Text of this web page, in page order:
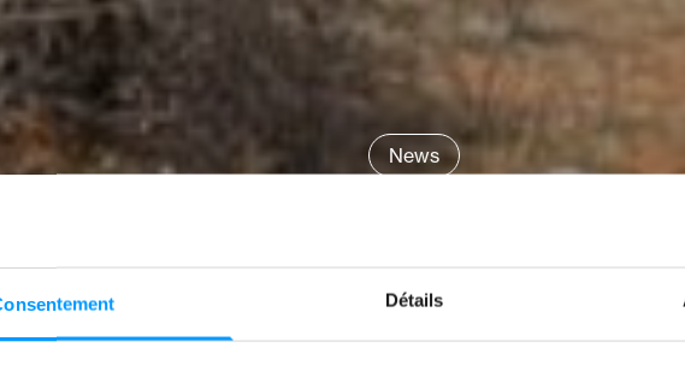
Détails
News
SI JE VOUS
DÉTESTE